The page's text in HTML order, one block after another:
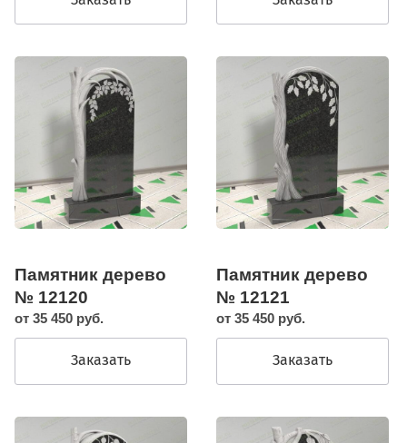
Памятник дерево
№ 12120
от 35 450 руб.
Заказать
Памятник дерево
№ 12121
от 35 450 руб.
Заказать